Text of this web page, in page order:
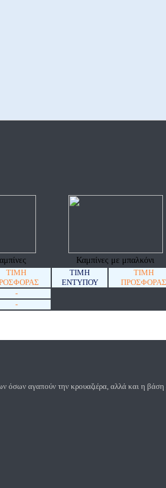
Καμπίνες με μπαλκόνι
ΤΙΜΗ
ΤΙΜΗ
ΕΝΤΥΠΟΥ
ΤΙΜΗ
ΠΡΟΣΦΟΡΑΣ
-
-
όσων αγαπούν την κρουαζιέρα, αλλά και η